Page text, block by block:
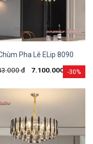
-30%
Pha Lê ELip 8090
đ 7.100.000 đ